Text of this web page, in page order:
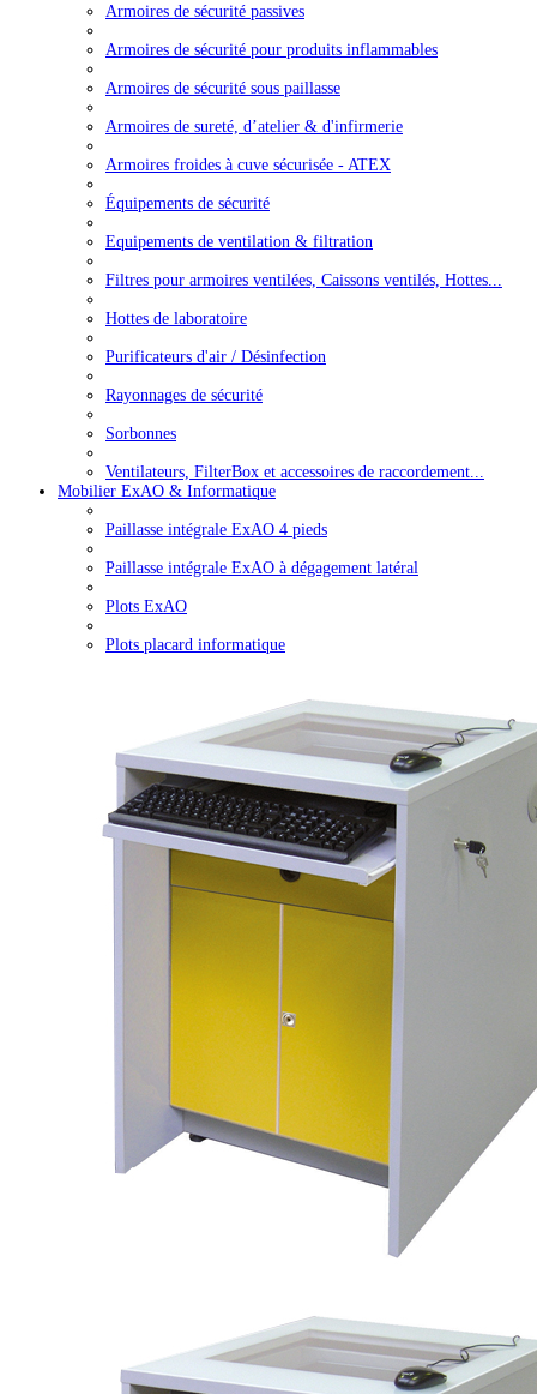
Armoires de sécurité passives
Armoires de sécurité pour produits inflammables
Armoires de sécurité sous paillasse
Armoires de sureté, d’atelier & d'infirmerie
Armoires froides à cuve sécurisée - ATEX
Équipements de sécurité
Equipements de ventilation & filtration
Filtres pour armoires ventilées, Caissons ventilés, Hottes...
Hottes de laboratoire
Purificateurs d'air / Désinfection
Rayonnages de sécurité
Sorbonnes
Ventilateurs, FilterBox et accessoires de raccordement...
Mobilier ExAO & Informatique
Paillasse intégrale ExAO 4 pieds
Paillasse intégrale ExAO à dégagement latéral
Plots ExAO
Plots placard informatique